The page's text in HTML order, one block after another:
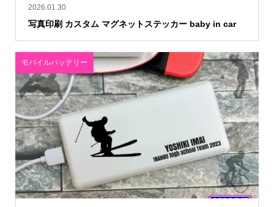
2026.01.30
写真印刷 カスタム マグネットステッカー baby in car
モバイルバッテリー